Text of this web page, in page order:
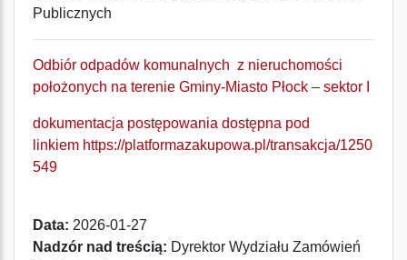
Publicznych
Odbiór odpadów komunalnych z nieruchomości
położonych na terenie Gminy-Miasto Płock – sektor I
dokumentacja postępowania dostępna pod
linkiem https://platformazakupowa.pl/transakcja/1250
549
Data: 2026-01-27
Nadzór nad treścią: Dyrektor Wydziału Zamówień